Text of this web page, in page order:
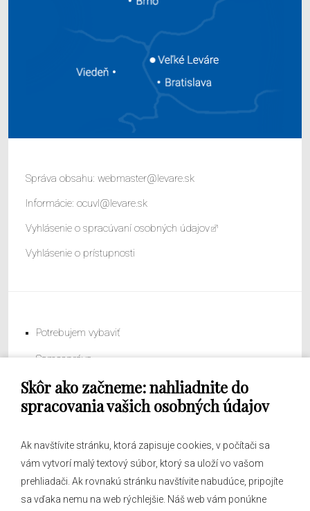
Skôr ako začneme: nahliadnite do
spracovania vašich osobných údajov
Ak navštívite stránku, ktorá zapisuje cookies, v počítači sa
vám vytvorí malý textový súbor, ktorý sa uloží vo vašom
prehliadači. Ak rovnakú stránku navštívite nabudúce, pripojíte
sa vďaka nemu na web rýchlejšie. Náš web vám ponúkne
Správa obsahu: webmaster@levare.sk
Informácie: ocuvl@levare.sk
Vyhlásenie o spracúvaní osobných údajov
Vyhlásenie o prístupnosti
Potrebujem vybaviť
Samospráva
Obecný úrad
O obci